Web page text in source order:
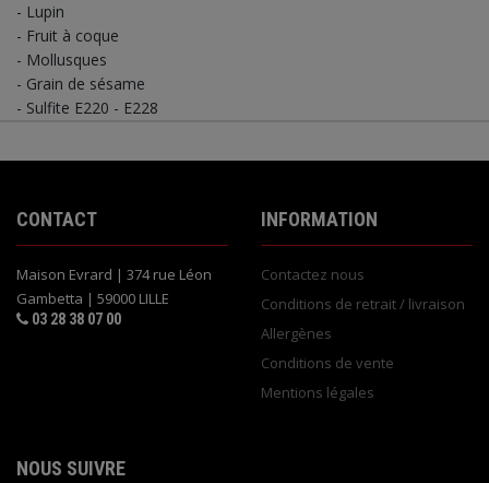
- Lupin
- Fruit à coque
- Mollusques
- Grain de sésame
- Sulfite E220 - E228
CONTACT
Maison Evrard | 374 rue Léon
Gambetta | 59000 LILLE
03 28 38 07 00
INFORMATION
Contactez nous
Conditions de retrait / livraison
Allergènes
Conditions de vente
Mentions légales
NOUS SUIVRE